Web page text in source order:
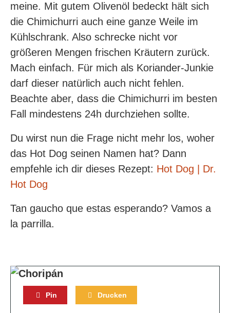
meine. Mit gutem Olivenöl bedeckt hält sich
die Chimichurri auch eine ganze Weile im
Kühlschrank. Also schrecke nicht vor
größeren Mengen frischen Kräutern zurück.
Mach einfach. Für mich als Koriander-Junkie
darf dieser natürlich auch nicht fehlen.
Beachte aber, dass die Chimichurri im besten
Fall mindestens 24h durchziehen sollte.
Du wirst nun die Frage nicht mehr los, woher
das Hot Dog seinen Namen hat? Dann
empfehle ich dir dieses Rezept: Hot Dog | Dr.
Hot Dog
Tan gaucho que estas esperando? Vamos a
la parrilla.
Pin Drucken